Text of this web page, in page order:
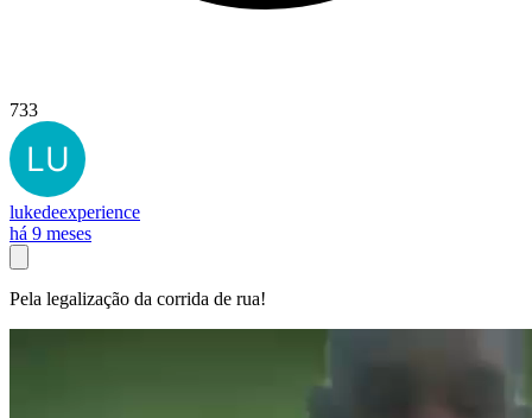
733
lukedeexperience
há 9 meses
Pela legalização da corrida de rua!